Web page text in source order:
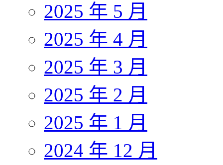
2025 年 5 月
2025 年 4 月
2025 年 3 月
2025 年 2 月
2025 年 1 月
2024 年 12 月